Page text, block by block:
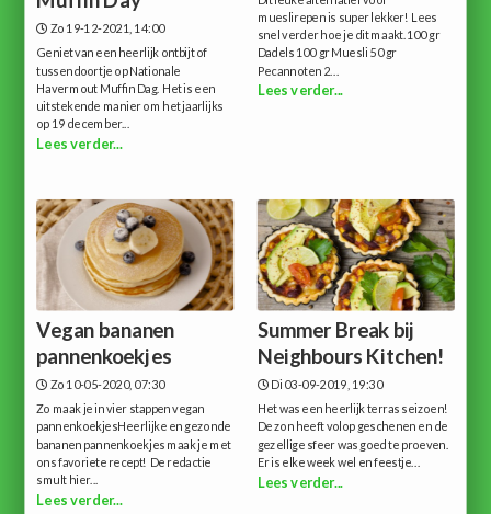
Zo 19-12-2021, 14:00
Geniet van een heerlijk ontbijt of
tussendoortje op Nationale
Havermout Muffin Dag. Het is een
uitstekende manier om het jaarlijks
op 19 december...
Lees verder...
mueslirepen is super lekker! Lees
snel verder hoe je dit maakt.100 gr
Dadels 100 gr Muesli 50 gr
Pecannoten 2...
Lees verder...
Vegan bananen
pannenkoekjes
Zo 10-05-2020, 07:30
Zo maak je in vier stappen vegan
pannenkoekjesHeerlijke en gezonde
bananen pannenkoekjes maak je met
ons favoriete recept! De redactie
smult hier...
Lees verder...
Summer Break bij
Neighbours Kitchen!
Di 03-09-2019, 19:30
Het was een heerlijk terras seizoen!
De zon heeft volop geschenen en de
gezellige sfeer was goed te proeven.
Er is elke week wel en feestje...
Lees verder...